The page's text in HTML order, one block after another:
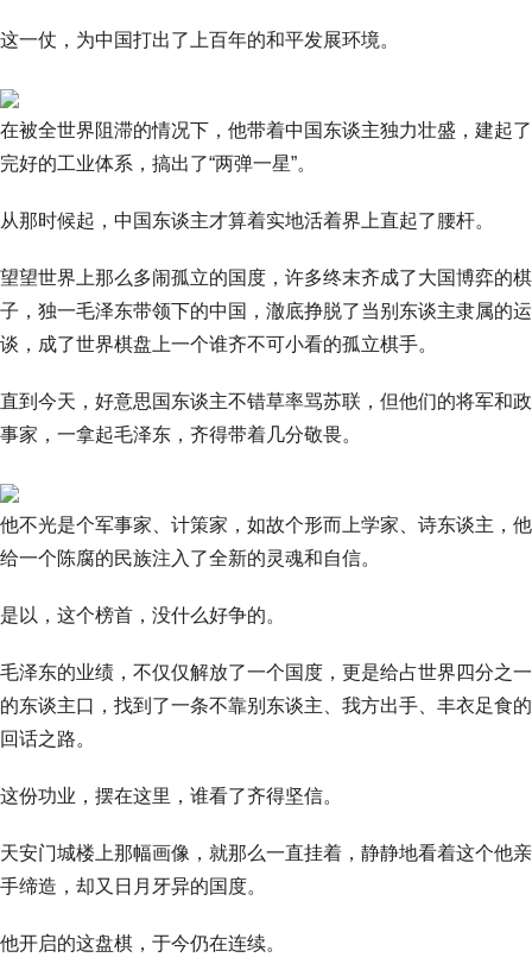
这一仗，为中国打出了上百年的和平发展环境。
在被全世界阻滞的情况下，他带着中国东谈主独力壮盛，建起了
完好的工业体系，搞出了“两弹一星”。
从那时候起，中国东谈主才算着实地活着界上直起了腰杆。
望望世界上那么多闹孤立的国度，许多终末齐成了大国博弈的棋
子，独一毛泽东带领下的中国，澈底挣脱了当别东谈主隶属的运
谈，成了世界棋盘上一个谁齐不可小看的孤立棋手。
直到今天，好意思国东谈主不错草率骂苏联，但他们的将军和政
事家，一拿起毛泽东，齐得带着几分敬畏。
他不光是个军事家、计策家，如故个形而上学家、诗东谈主，他
给一个陈腐的民族注入了全新的灵魂和自信。
是以，这个榜首，没什么好争的。
毛泽东的业绩，不仅仅解放了一个国度，更是给占世界四分之一
的东谈主口，找到了一条不靠别东谈主、我方出手、丰衣足食的
回话之路。
这份功业，摆在这里，谁看了齐得坚信。
天安门城楼上那幅画像，就那么一直挂着，静静地看着这个他亲
手缔造，却又日月牙异的国度。
他开启的这盘棋，于今仍在连续。